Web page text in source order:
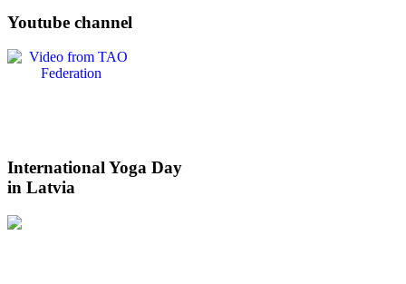
Youtube channel
InternationalYoga Day
in Latvia